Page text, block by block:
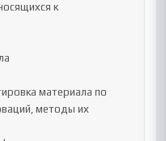
к
материала по
методы их